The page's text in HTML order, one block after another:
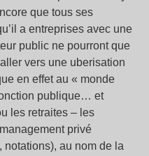
que tous ses
a entreprises avec une
public ne pourront que
vers une uberisation
en effet au « monde
publique… et
les retraites – les
privé
notations), au nom de la